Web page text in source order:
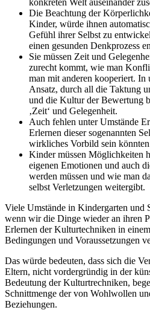
Die Beachtung der
Kinder, würde ihnen
Gefühl ihrer Selbst zu
einen gesunden Denkprozess
Sie müssen Zeit und
zurecht kommt, wie man
man mit anderen kooperiert. In
Ansatz, durch all die Taktung
und die Kultur der Bewertung
‚Zeit‘ und Gelegenheit.
Auch fehlen unter Umstände
Erlernen dieser sogenannten
wirkliches Vorbild sein
Kinder müssen Möglichkeiten
eigenen Emotionen und auch
werden müssen und wie man
selbst Verletzungen weitergibt.
Viele Umstände in Kindergarten und
wenn wir die Dinge wieder an ihren
Erlernen der Kulturtechniken in
Bedingungen und Voraussetzungen
Das würde bedeuten, dass sich die
Eltern, nicht vordergründig in der
Bedeutung der Kulturtrechniken,
Schnittmenge der von Wohlwollen
Beziehungen.